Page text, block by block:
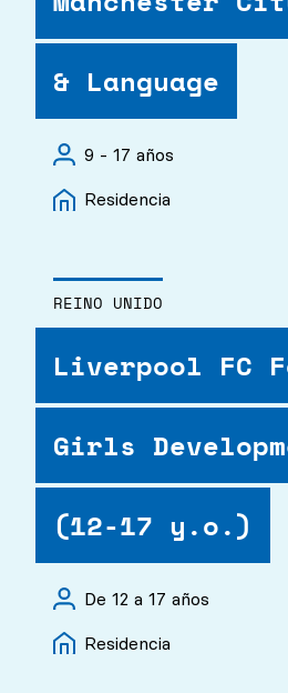
& Language
9 - 17 años
Residencia
REINO UNIDO
Liverpool FC
Girls
(12-17 y.o.)
De 12 a 17 años
Residencia